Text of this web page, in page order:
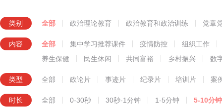
类别 全部 政治理论教育 政治教育和政治训练 党章
内容 全部 集中学习推荐课件 疫情防控
组织工作
养生保健
民生休闲 共同富裕 乡村振兴 数
类型 全部 政论片 事迹片 纪录片 培训片 案
时长 全部 0-30秒 30秒-1分钟 1-5分钟 5-10分钟